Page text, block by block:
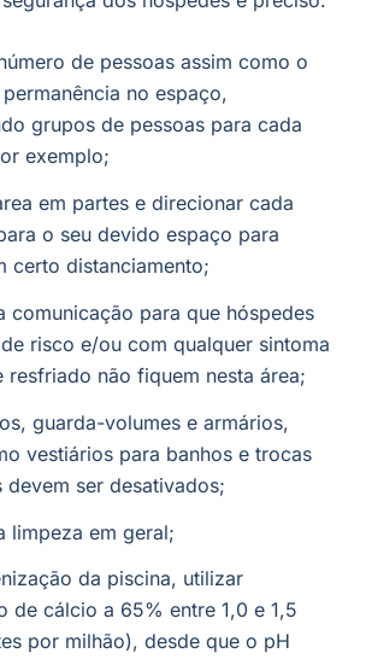
de pessoas assim como o
no espaço,
grupos de pessoas para cada
exemplo;
em partes e direcionar cada
o seu devido espaço para
certo distanciamento;
comunicação para que hóspedes
risco e/ou com qualquer sintoma
resfriado não fiquem nesta área;
guarda-volumes e armários,
vestiários para banhos e trocas
devem ser desativados;
limpeza em geral;
da piscina, utilizar
de cálcio a 65% entre 1,0 e 1,5
por milhão), desde que o pH